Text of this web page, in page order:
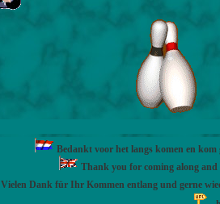
Bedankt voor het langs komen en
Thank you for coming along and
Vielen Dank für Ihr Kommen entlang und gerne